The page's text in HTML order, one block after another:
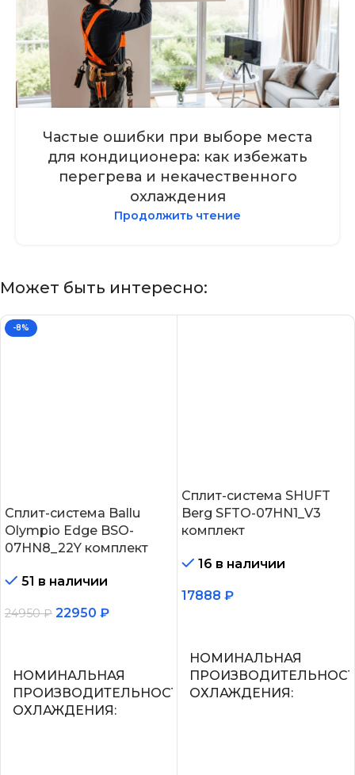
Частые ошибки при выборе места
для кондиционера: как избежать
перегрева и некачественного
охлаждения
Продолжить чтение
Может быть интересно:
-8%
Сплит-система Ballu
Olympio Edge BSO-
07HN8_22Y комплект
51 в наличии
24950₽ 22950 ₽
НОМИНАЛЬНАЯ
ПРОИЗВОДИТЕЛЬНОСТЬ
ОХЛАЖДЕНИЯ
Сплит-система SHUFT
Berg SFTO-07HN1_V3
комплект
16 в наличии
17888 ₽
НОМИНАЛЬНАЯ
ОХЛАЖДЕНИЯ